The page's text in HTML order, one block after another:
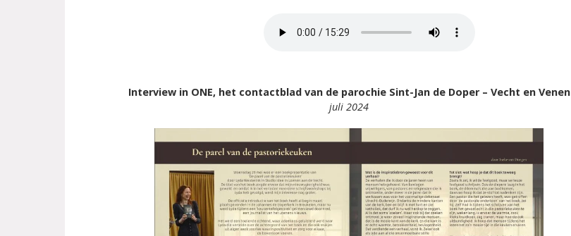
Interview in ONE, het contactblad van de parochie Sint-Jan de Doper – Vecht en Venen
juli 2024